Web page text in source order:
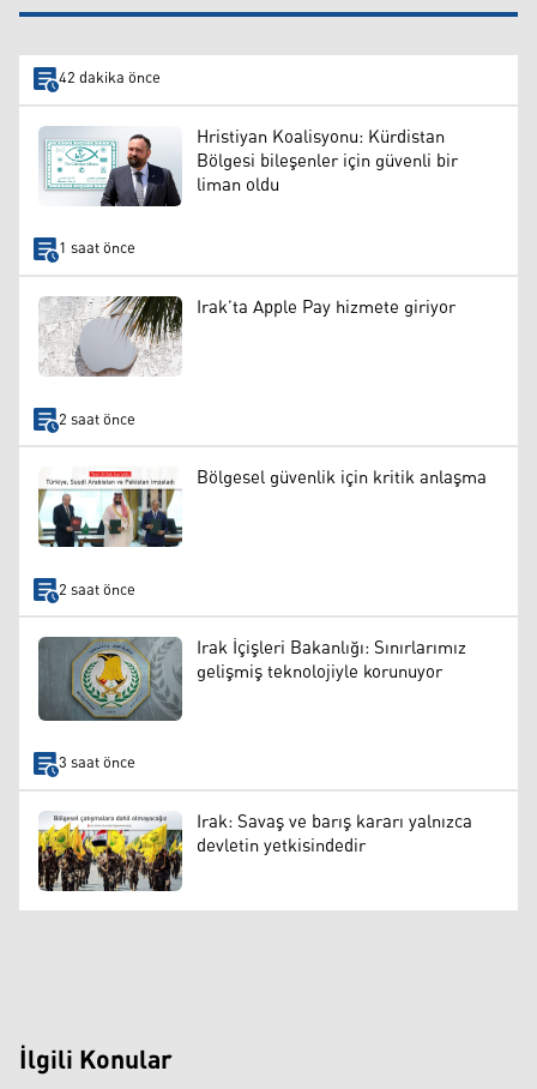
42 dakika önce
Hristiyan Koalisyonu: Kürdistan
Bölgesi bileşenler için güvenli bir
liman oldu
1 saat önce
Irak’ta Apple Pay hizmete giriyor
2 saat önce
Bölgesel güvenlik için kritik anlaşma
2 saat önce
Irak İçişleri Bakanlığı: Sınırlarımız
gelişmiş teknolojiyle korunuyor
3 saat önce
Irak: Savaş ve barış kararı yalnızca
devletin yetkisindedir
İlgili Konular